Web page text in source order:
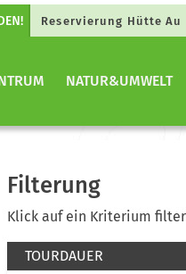
Reservierung Hütte Au
NATUR&UMWELT
Filterung
Klick auf ein Kriterium
TOURDAUER